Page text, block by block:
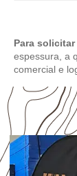
Para
espessura, a
comercial e